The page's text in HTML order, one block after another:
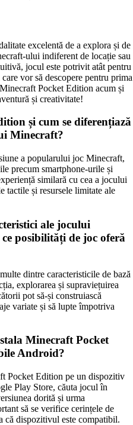
excelentă de a explora și de
ului indiferent de locație sau
jocul este potrivit atât pentru
vor să descopere pentru prima
Pocket Edition acum și
și creativitate!
și cum se diferențiază
Minecraft?
a popularului joc Minecraft,
precum smartphone-urile și
similară cu cea a jocului
tactile și resursele limitate ale
ale jocului
posibilități de joc oferă
dintre caracteristicile de bază
explorarea și supraviețuirea
pot să-și construiască
variate și să lupte împotriva
Minecraft Pocket
Android?
Pocket Edition pe un dispozitiv
Play Store, căuta jocul în
dorită și urma
să se verifice cerințele de
că dispozitivul este compatibil.